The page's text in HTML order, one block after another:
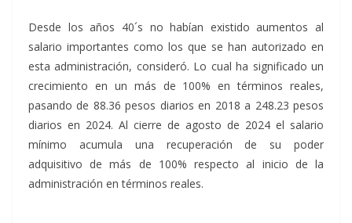
Desde los años 40´s no habían existido aumentos al
salario importantes como los que se han autorizado en
esta administración, consideró. Lo cual ha significado un
crecimiento en un más de 100% en términos reales,
pasando de 88.36 pesos diarios en 2018 a 248.23 pesos
diarios en 2024. Al cierre de agosto de 2024 el salario
mínimo acumula una recuperación de su poder
adquisitivo de más de 100% respecto al inicio de la
administración en términos reales.